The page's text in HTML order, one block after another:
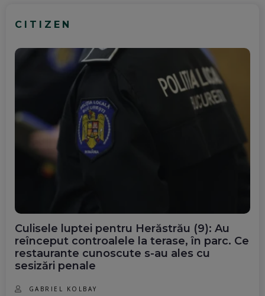
CITIZEN
Culisele luptei pentru Herăstrău (9): Au
reînceput controalele la terase, în parc. Ce
restaurante cunoscute s-au ales cu
sesizări penale
GABRIEL KOLBAY